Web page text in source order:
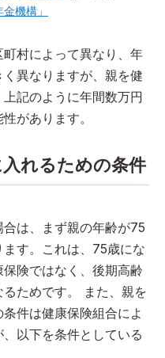
機構」
村によって異なり、年
異なりますが、親を健
記のように年間数万円
があります。
れるための条件
は、まず親の年齢が75
す。これは、75歳にな
険ではなく、後期高齢
ためです。 また、親を
件は健康保険組合によ
以下を条件としている